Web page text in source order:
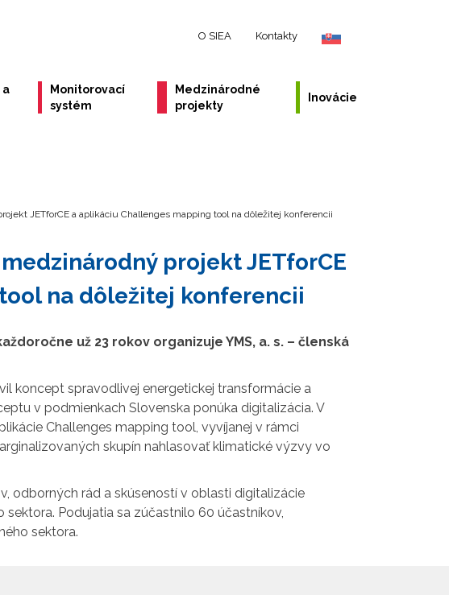
O SIEA Kontakty
a
Monitorovací
systém
Medzinárodné
projekty
Inovácie
JETforCE a aplikáciu Challenges mapping tool na dôležitej konferencii
projekt JETforCE
na dôležitej konferencii
už 23 rokov organizuje YMS, a. s. – členská
koncept spravodlivej energetickej transformácie a
v podmienkach Slovenska ponúka digitalizácia. V
Challenges mapping tool, vyvíjanej v rámci
skupín nahlasovať klimatické výzvy vo
odborných rád a skúseností v oblasti digitalizácie
Podujatia sa zúčastnilo 60 účastníkov,
sektora.